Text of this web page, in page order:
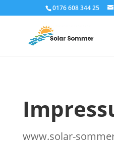
0176 608 344 25
www.solar-